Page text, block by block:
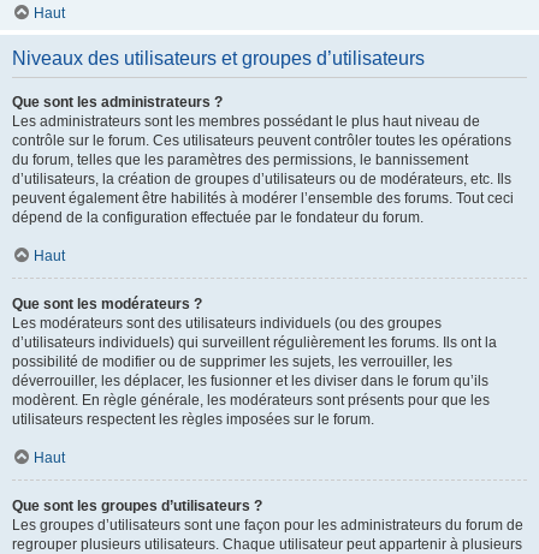
Haut
Niveaux des utilisateurs et groupes d’utilisateurs
Que sont les administrateurs ?
Les administrateurs sont les membres possédant le plus haut niveau de
contrôle sur le forum. Ces utilisateurs peuvent contrôler toutes les opérations
du forum, telles que les paramètres des permissions, le bannissement
d’utilisateurs, la création de groupes d’utilisateurs ou de modérateurs, etc. Ils
peuvent également être habilités à modérer l’ensemble des forums. Tout ceci
dépend de la configuration effectuée par le fondateur du forum.
Haut
Que sont les modérateurs ?
Les modérateurs sont des utilisateurs individuels (ou des groupes
d’utilisateurs individuels) qui surveillent régulièrement les forums. Ils ont la
possibilité de modifier ou de supprimer les sujets, les verrouiller, les
déverrouiller, les déplacer, les fusionner et les diviser dans le forum qu’ils
modèrent. En règle générale, les modérateurs sont présents pour que les
utilisateurs respectent les règles imposées sur le forum.
Haut
Que sont les groupes d’utilisateurs ?
Les groupes d’utilisateurs sont une façon pour les administrateurs du forum de
regrouper plusieurs utilisateurs. Chaque utilisateur peut appartenir à plusieurs